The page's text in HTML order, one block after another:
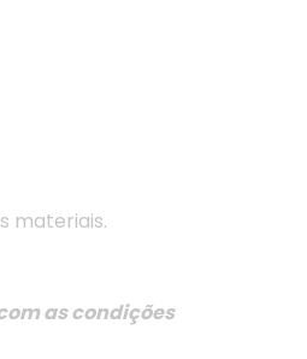
materiais.
as condições